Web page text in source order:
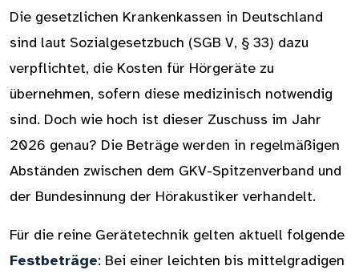
Die gesetzlichen Krankenkassen in Deutschland
sind laut Sozialgesetzbuch (SGB V, § 33) dazu
verpflichtet, die Kosten für Hörgeräte zu
übernehmen, sofern diese medizinisch notwendig
sind. Doch wie hoch ist dieser Zuschuss im Jahr
2026 genau? Die Beträge werden in regelmäßigen
Abständen zwischen dem GKV-Spitzenverband und
der Bundesinnung der Hörakustiker verhandelt.
Für die reine Gerätetechnik gelten aktuell folgende
Festbeträge: Bei einer leichten bis mittelgradigen